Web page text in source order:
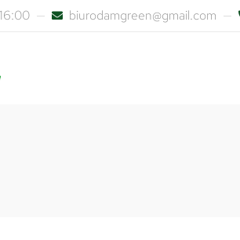
biurodamgreen@gmail.com